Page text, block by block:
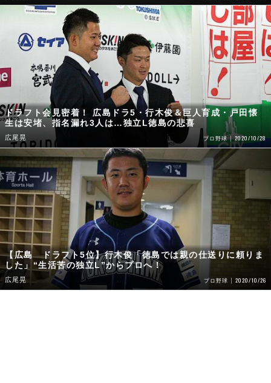
ドラフト会見密着！ 広島ドラ5・行木俊＆巨人育成・戸田懐
生は安堵、指名漏れ3人は…独立L徳島の悲喜
広尾晃 プロ野球 2020/10/28
【広島 ドラフト5位】行木俊「徳島では親の仕送りに頼りま
した」“生活苦の独立L”からプロへ！
広尾晃 プロ野球 2020/10/26